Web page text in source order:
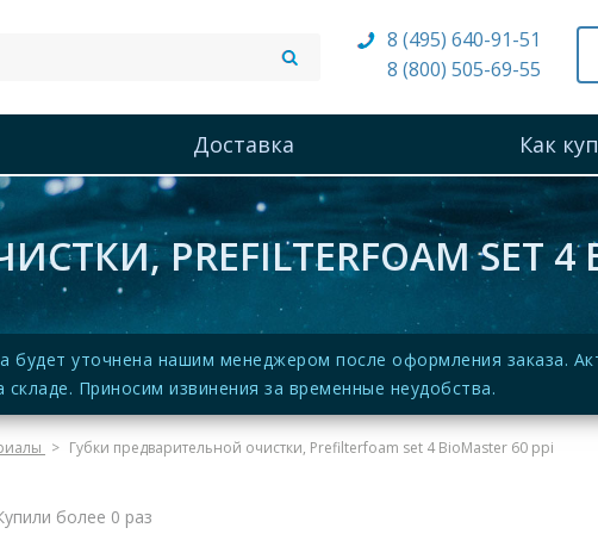
8 (495) 640-91-51
8 (800) 505-69-55
Доставка Как
PREFILTERFOAM SET 4
уточнена нашим менеджером после оформления заказа.
Приносим извинения за временные неудобства.
Губки предварительной очистки, Prefilterfoam set 4 BioMaster 60 ppi
более 0 раз